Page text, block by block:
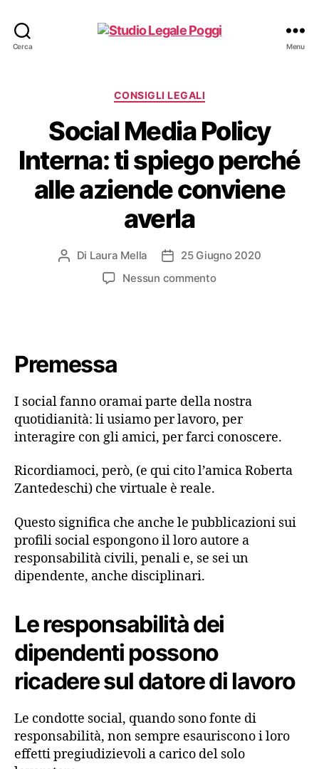
Cerca Menu
Categorie
CONSIGLI LEGALI
Social Media Policy
Interna: ti spiego perché
alle aziende conviene
averla
Autore
Di Laura Mella
Data25 Giugno 2020
Nessun commentosu
alle
aziende
conviene
Premessa
I social fanno oramai parte della nostra
quotidianità: li usiamo per lavoro, per
interagire con gli amici, per farci conoscere.
Ricordiamoci, però, (e qui cito l’amica Roberta
Zantedeschi) che virtuale è reale.
Questo significa che anche le pubblicazioni sui
profili social espongono il loro autore a
responsabilità civili, penali e, se sei un
dipendente, anche disciplinari.
Le responsabilità dei
dipendenti possono
ricadere sul datore di lavoro
Le condotte social, quando sono fonte di
responsabilità, non sempre esauriscono i loro
effetti pregiudizievoli a carico del solo